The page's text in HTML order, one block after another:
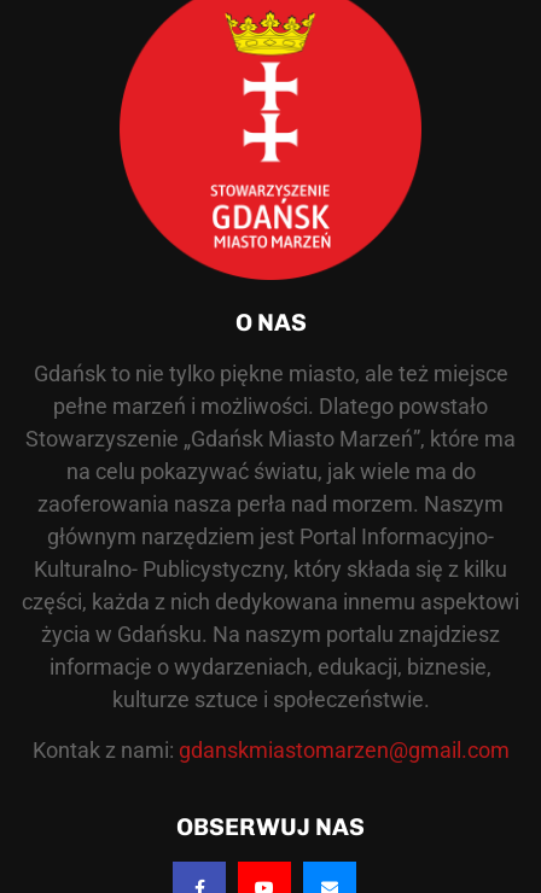
O NAS
Gdańsk to nie tylko piękne miasto, ale też miejsce
pełne marzeń i możliwości. Dlatego powstało
Stowarzyszenie „Gdańsk Miasto Marzeń”, które ma
na celu pokazywać światu, jak wiele ma do
zaoferowania nasza perła nad morzem. Naszym
głównym narzędziem jest Portal Informacyjno-
Kulturalno- Publicystyczny, który składa się z kilku
części, każda z nich dedykowana innemu aspektowi
życia w Gdańsku. Na naszym portalu znajdziesz
informacje o wydarzeniach, edukacji, biznesie,
kulturze sztuce i społeczeństwie.
Kontak z nami: gdanskmiastomarzen@gmail.com
OBSERWUJ NAS